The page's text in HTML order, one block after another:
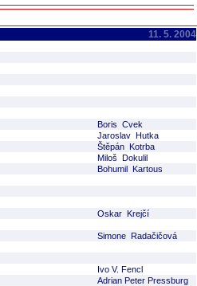
11. 5. 2004
Boris Cvek
Jaroslav Hutka
Štěpán Kotrba
Miloš Dokulil
Bohumil Kartous
Oskar Krejčí
Simone Radačičová
Ivo V. Fencl
Adrian Peter Pressburg